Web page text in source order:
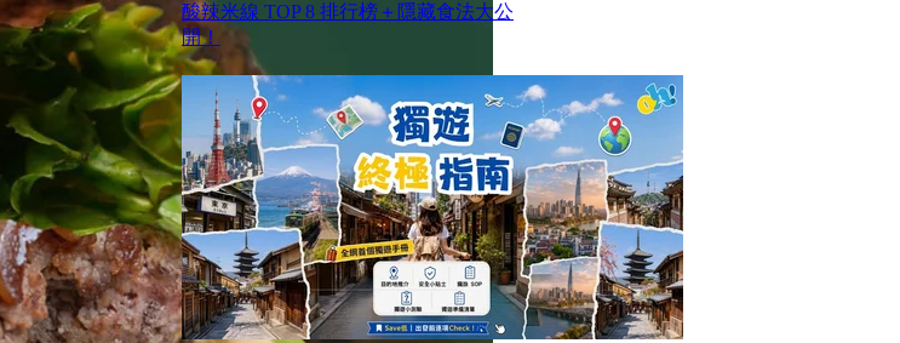
酸辣米線 TOP 8 排行榜＋隱藏食法大公
開！